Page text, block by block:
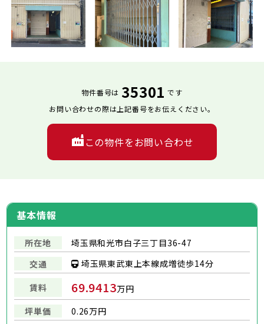
基本情報
所在地
埼玉県和光市白子三丁目36-47
交通
埼玉県東武東上本線成増徒歩14分
賃料 69.9413万円
坪単価
0.26万円
物件番号は 35301 です
お問い合わせの際は上記番号をお伝えください。
この物件をお問い合わせ